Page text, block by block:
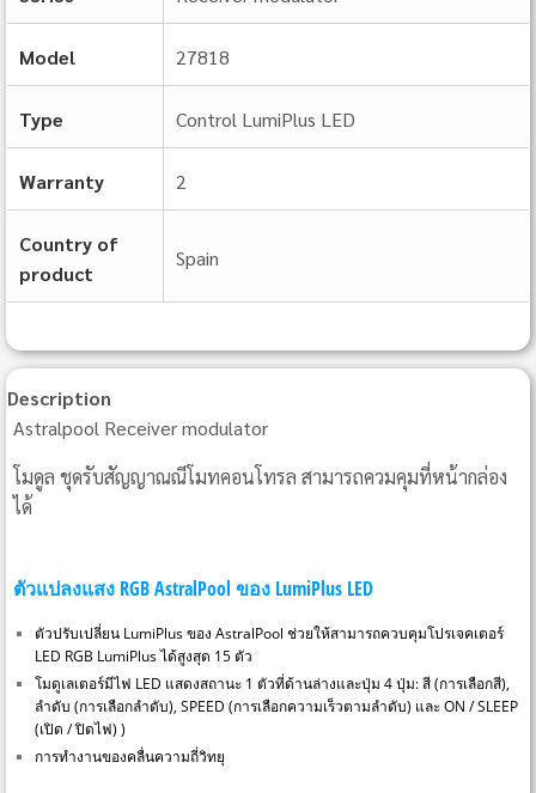
Model 27818
Type Control LumiPlus LED
Warranty 2
Country of
product
Spain
Description
Astralpool Receiver modulator
โมดูล ชุดรับสัญญาณณีโมทคอนโทรล สามารถควมคุมที่หน้ากล่อง
ได้
ตัวแปลงแสง RGB AstralPool ของ LumiPlus LED
ตัวปรับเปลี่ยน LumiPlus ของ AstralPool ช่วยให้สามารถควบคุมโปรเจคเตอร์
LED RGB LumiPlus ได้สูงสุด 15 ตัว
โมดูเลเตอร์มีไฟ LED แสดงสถานะ 1 ตัวที่ด้านล่างและปุ่ม 4 ปุ่ม: สี (การเลือกสี),
ลำดับ (การเลือกลำดับ), SPEED (การเลือกความเร็วตามลำดับ) และ ON / SLEEP
(เปิด / ปิดไฟ) )
การทำงานของคลื่นความถี่วิทยุ